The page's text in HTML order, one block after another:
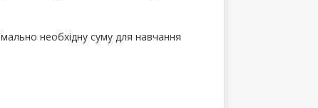
необхідну суму для навчання